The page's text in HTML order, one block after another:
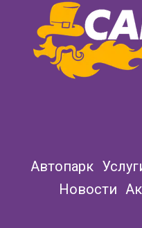
Автопарк
Новости